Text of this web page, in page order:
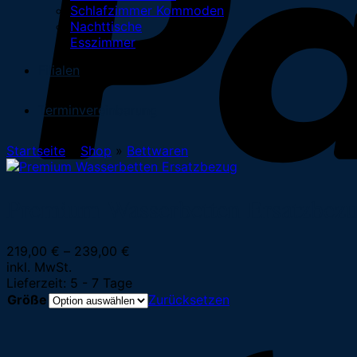
Schlafzimmer Kommoden
Nachttische
Esszimmer
Filialen
Terminvereinbarung
Startseite Shop » Bettwaren
219,00 € – 239,00 €
inkl. MwSt.
Lieferzeit: 5 - 7 Tage
Größe
Zurücksetzen